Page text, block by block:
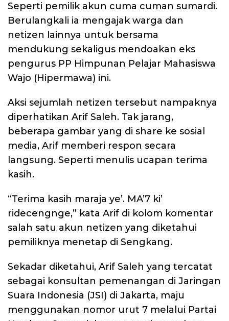
Seperti pemilik akun cuma cuman sumardi.
Berulangkali ia mengajak warga dan
netizen lainnya untuk bersama
mendukung sekaligus mendoakan eks
pengurus PP Himpunan Pelajar Mahasiswa
Wajo (Hipermawa) ini.
Aksi sejumlah netizen tersebut nampaknya
diperhatikan Arif Saleh. Tak jarang,
beberapa gambar yang di share ke sosial
media, Arif memberi respon secara
langsung. Seperti menulis ucapan terima
kasih.
“Terima kasih maraja ye’. MA’7 ki’
ridecengnge,” kata Arif di kolom komentar
salah satu akun netizen yang diketahui
pemiliknya menetap di Sengkang.
Sekadar diketahui, Arif Saleh yang tercatat
sebagai konsultan pemenangan di Jaringan
Suara Indonesia (JSI) di Jakarta, maju
menggunakan nomor urut 7 melalui Partai